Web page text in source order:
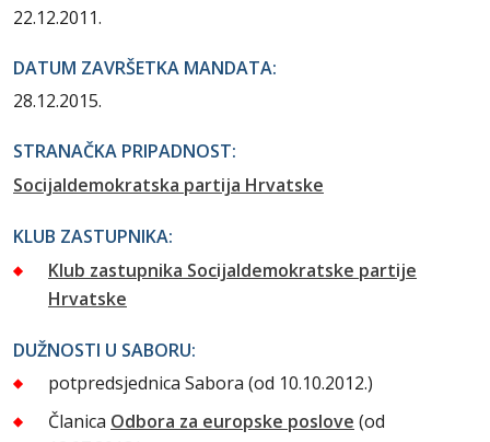
22.12.2011.
DATUM ZAVRŠETKA MANDATA:
28.12.2015.
STRANAČKA PRIPADNOST:
Socijaldemokratska partija Hrvatske
KLUB ZASTUPNIKA:
Klub zastupnika Socijaldemokratske partije
Hrvatske
DUŽNOSTI U SABORU:
potpredsjednica Sabora (od 10.10.2012.)
Članica Odbora za europske poslove (od